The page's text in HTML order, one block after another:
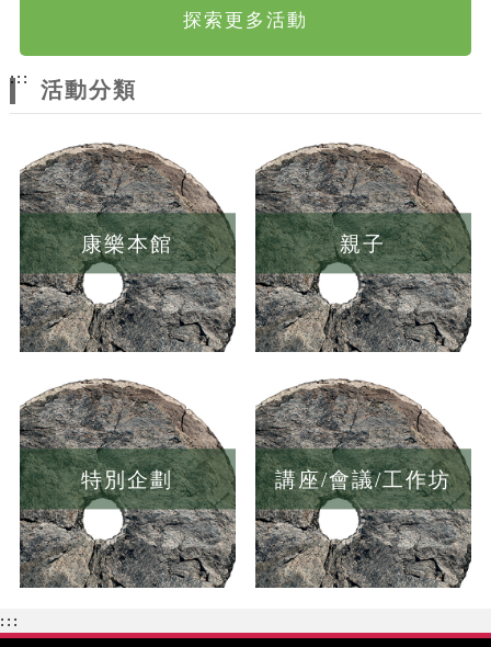
探索更多活動
:::
活動分類
康樂本館 親子
特別企劃 講座/會議/工作坊
:::